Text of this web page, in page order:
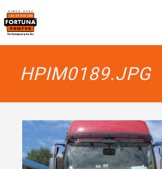
HPIM0189.JPG